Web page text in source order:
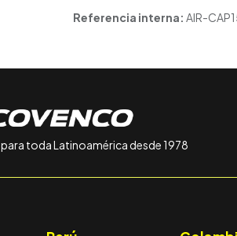
Referencia interna: AIR-
para toda Latinoamérica desde 1978